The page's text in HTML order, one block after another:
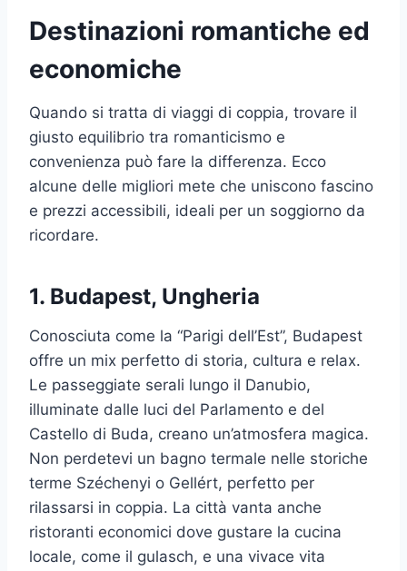
Destinazioni romantiche ed
economiche
Quando si tratta di viaggi di coppia, trovare il
giusto equilibrio tra romanticismo e
convenienza può fare la differenza. Ecco
alcune delle migliori mete che uniscono fascino
e prezzi accessibili, ideali per un soggiorno da
ricordare.
1. Budapest, Ungheria
Conosciuta come la “Parigi dell’Est”, Budapest
offre un mix perfetto di storia, cultura e relax.
Le passeggiate serali lungo il Danubio,
illuminate dalle luci del Parlamento e del
Castello di Buda, creano un’atmosfera magica.
Non perdetevi un bagno termale nelle storiche
terme Széchenyi o Gellért, perfetto per
rilassarsi in coppia. La città vanta anche
ristoranti economici dove gustare la cucina
locale, come il gulasch, e una vivace vita